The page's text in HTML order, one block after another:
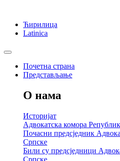
Ћирилица
Latinica
Почетна страна
Представљање
О нама
Историјат
Адвокатска комора
Почасни предсједник
Српске
Били су предсједници
Српске